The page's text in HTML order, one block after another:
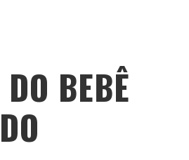
BEBÊ